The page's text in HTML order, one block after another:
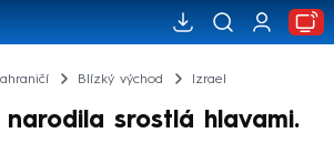
Blízký východ Izrael
srostlá hlavami.